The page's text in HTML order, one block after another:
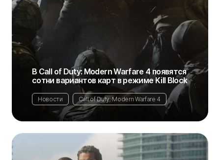
В Call of Duty: Modern Warfare 4 появятся
сотни вариантов карт в режиме Kill Block
Новости Call of Duty: Modern Warfare 4